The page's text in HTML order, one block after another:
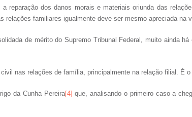
reparação dos danos morais e materiais oriunda das
relações familiares igualmente deve ser mesmo apreciada na
de mérito do Supremo Tribunal Federal, muito ainda há
nas relações de família, principalmente na relação filial. É
da Cunha Pereira[4] que, analisando o primeiro caso a